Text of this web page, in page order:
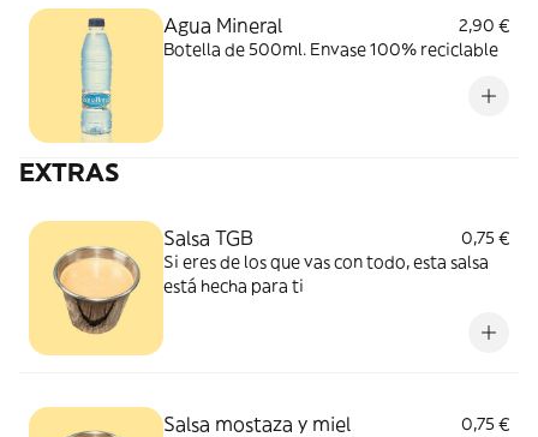
Agua Mineral
2,90 €
Botella de 500ml. Envase 100% reciclable
EXTRAS
Salsa TGB
0,75 €
Si eres de los que vas con todo, esta salsa
está hecha para ti
Salsa mostaza y miel
0,75 €